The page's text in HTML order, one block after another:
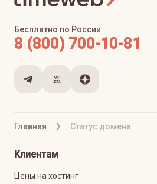
Главная Статус домена
Бесплатно по России
8 (800) 700-10-81
Клиентам
Цены на хостинг